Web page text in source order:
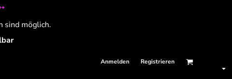
sind möglich.
Anmelden Registrieren